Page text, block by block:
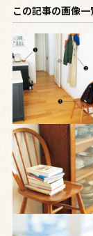
この記事の画像一